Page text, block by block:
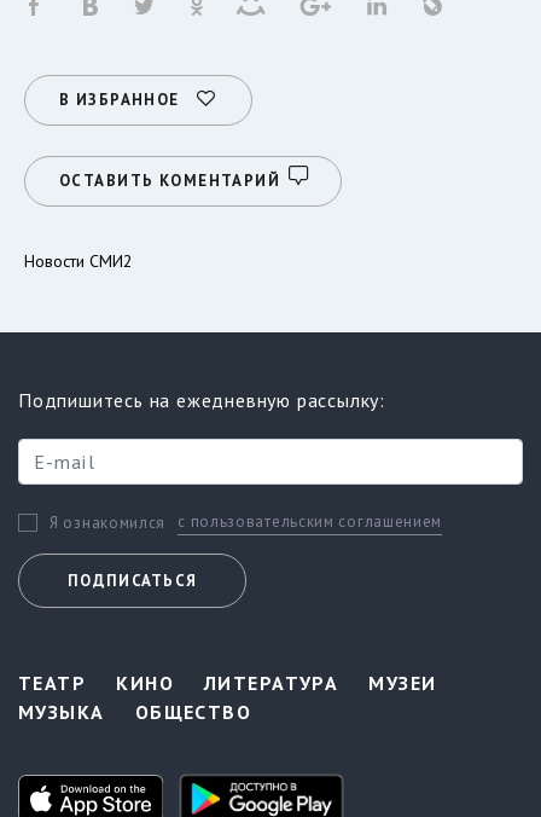
В ИЗБРАННОЕ
ОСТАВИТЬ КОМЕНТАРИЙ
Новости СМИ2
Подпишитесь на ежедневную рассылку:
Я ознакомился с пользовательским соглашением
ПОДПИСАТЬСЯ
ТЕАТР КИНО ЛИТЕРАТУРА
МУЗЕИ
МУЗЫКА
ОБЩЕСТВО